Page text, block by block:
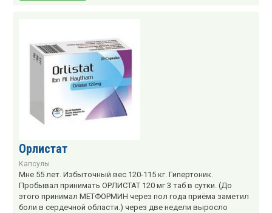
Орлистат
Капсулы
Мне 55 лет. Избыточный вес 120-115 кг. Гипертоник.
Пробывал принимать ОРЛИСТАТ 120 мг 3 таб в сутки. (До
этого принимал МЕТФОРМИН через пол года приёма заметил
боли в сердечной области.) через две недели выросло